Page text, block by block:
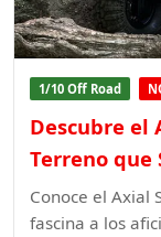
1/10 Off Road
Descubre el
Terreno que
Conoce el Axial
fascina a los